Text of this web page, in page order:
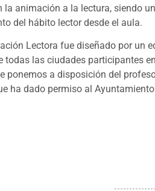
la animación a la lectura, siendo
del hábito lector desde el aula.
Lectora fue diseñado por un
todas las ciudades participantes
ponemos a disposición del
ha dado permiso al